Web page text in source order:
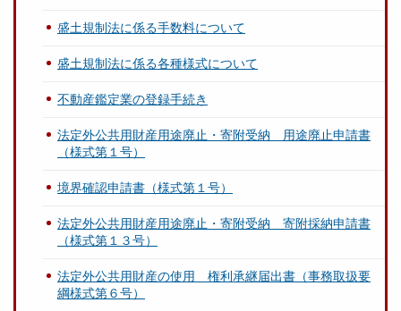
盛土規制法に係る手数料について
盛土規制法に係る各種様式について
不動産鑑定業の登録手続き
法定外公共用財産用途廃止・寄附受納 用途廃止申請書
（様式第１号）
境界確認申請書（様式第１号）
法定外公共用財産用途廃止・寄附受納 寄附採納申請書
（様式第１３号）
法定外公共用財産の使用 権利承継届出書（事務取扱要
綱様式第６号）